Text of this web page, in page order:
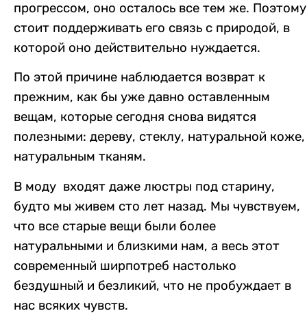
прогрессом, оно осталось все тем же. Поэтому
стоит поддерживать его связь с природой, в
которой оно действительно нуждается.
По этой причине наблюдается возврат к
прежним, как бы уже давно оставленным
вещам, которые сегодня снова видятся
полезными: дереву, стеклу, натуральной коже,
натуральным тканям.
В моду входят даже люстры под старину,
будто мы живем сто лет назад. Мы чувствуем,
что все старые вещи были более
натуральными и близкими нам, а весь этот
современный ширпотреб настолько
бездушный и безликий, что не пробуждает в
нас всяких чувств.